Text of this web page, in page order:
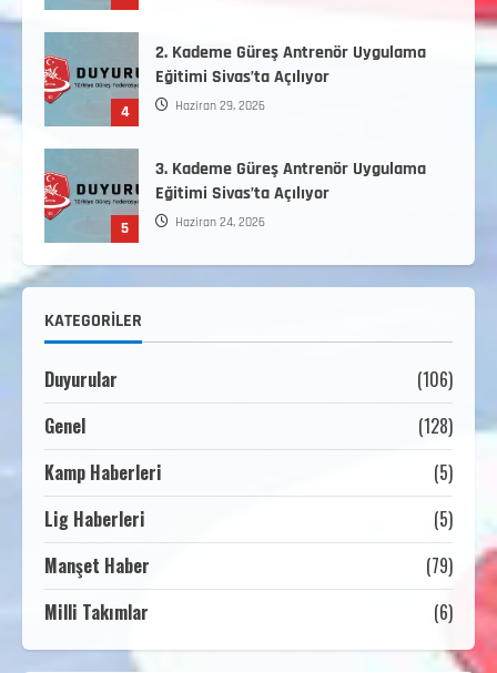
4
2. Kademe Güreş Antrenör Uygulama
Eğitimi Sivas’ta Açılıyor
Haziran 29, 2026
5
3. Kademe Güreş Antrenör Uygulama
Eğitimi Sivas’ta Açılıyor
Haziran 24, 2026
1
2. Kademe Antrenörlük Kursu Hakkında
3
HAKKINDA
KATEGORILER
Duyurular
(106)
Genel
(128)
Kamp Haberleri
(5)
Lig Haberleri
(5)
Manşet Haber
(79)
Milli Takımlar
(6)